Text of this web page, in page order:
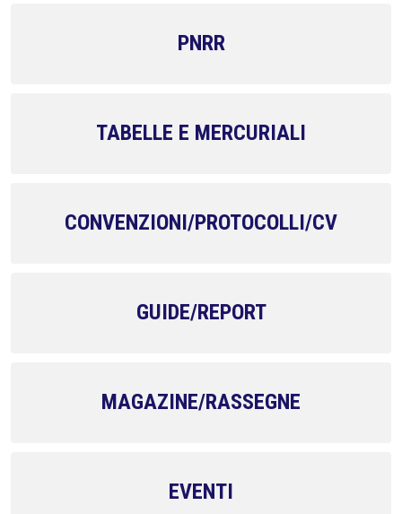
PNRR
TABELLE E MERCURIALI
CONVENZIONI/PROTOCOLLI/CV
GUIDE/REPORT
MAGAZINE/RASSEGNE
EVENTI